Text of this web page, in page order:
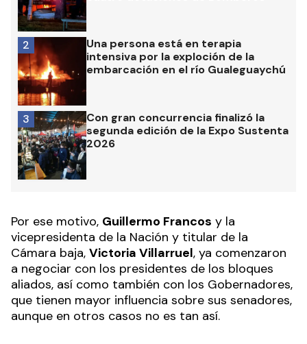
Una persona está en terapia
intensiva por la exploción de la
embarcación en el río Gualeguaychú
2
Con gran concurrencia finalizó la
segunda edición de la Expo Sustenta
2026
3
Por ese motivo, Guillermo Francos y la
vicepresidenta de la Nación y titular de la
Cámara baja, Victoria Villarruel, ya comenzaron
a negociar con los presidentes de los bloques
aliados, así como también con los Gobernadores,
que tienen mayor influencia sobre sus senadores,
aunque en otros casos no es tan así.